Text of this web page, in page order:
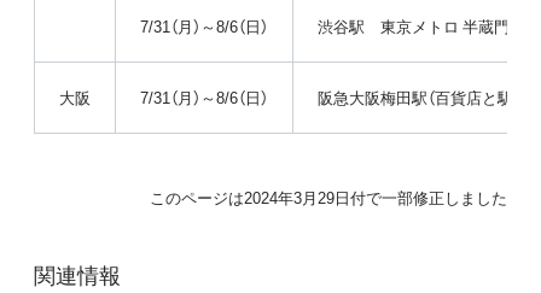
7/31（月）～8/6（日） 渋谷駅 東京メトロ 半蔵門線
大阪 7/31（月）～8/6（日） 阪急大阪梅田駅（百貨店と駅地
このページは2024年3月29日付で一部修正しました
関連情報